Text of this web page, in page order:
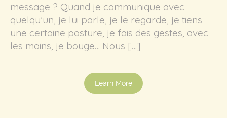
message ? Quand je communique avec
quelqu’un, je lui parle, je le regarde, je tiens
une certaine posture, je fais des gestes, avec
les mains, je bouge… Nous […]
Learn More